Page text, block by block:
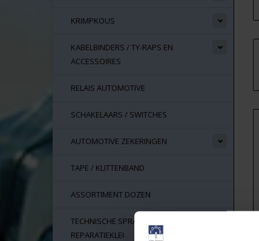
KRIMPKOUS
KABELBINDERS / TY-RAPS EN
ACCESSOIRES
RELAIS AUTOMOTIVE
SCHAKELAARS / SWITCHES
AUTOMOTIVE ZEKERINGEN
TAPE / KLITTENBAND
ASSORTIMENT DOZEN
TECHNISCHE SPRAYS, LIJM EN
REPARATIEKLEI